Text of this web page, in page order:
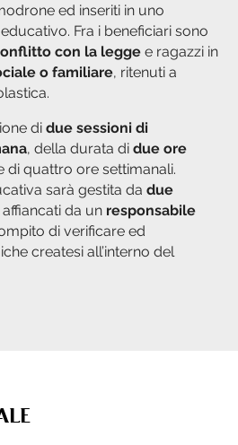
ed inseriti in uno
Fra i beneficiari sono
con la legge e ragazzi in
o familiare, ritenuti a
di due sessioni di
, della durata di due ore
di quattro ore settimanali.
sarà gestita da due
affiancati da un responsabile
di verificare ed
createsi all’interno del